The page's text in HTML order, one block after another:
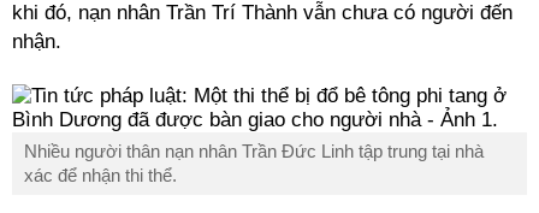
khi đó, nạn nhân Trần Trí Thành vẫn chưa có người đến
nhận.
Nhiều người thân nạn nhân Trần Đức Linh tập trung tại nhà
xác để nhận thi thể.